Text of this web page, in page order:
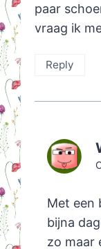
paar
vraag ik
Reply
Met een
bijna
zo maar